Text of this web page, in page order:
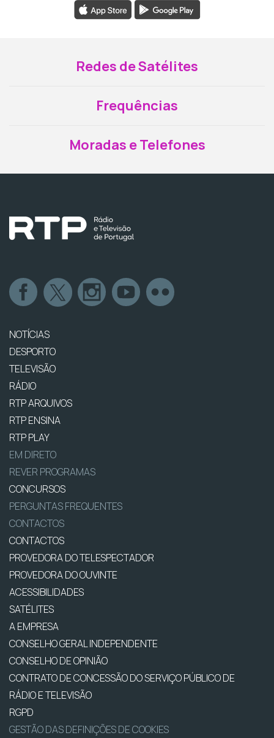
Redes de Satélites
Frequências
Moradas e Telefones
NOTÍCIAS
DESPORTO
TELEVISÃO
RÁDIO
RTP ARQUIVOS
RTP ENSINA
RTP PLAY
EM DIRETO
REVER PROGRAMAS
CONCURSOS
PERGUNTAS FREQUENTES
CONTACTOS
CONTACTOS
PROVEDORA DO TELESPECTADOR
PROVEDORA DO OUVINTE
ACESSIBILIDADES
SATÉLITES
A EMPRESA
CONSELHO GERAL INDEPENDENTE
CONSELHO DE OPINIÃO
CONTRATO DE CONCESSÃO DO SERVIÇO PÚBLICO DE
RÁDIO E TELEVISÃO
RGPD
GESTÃO DAS DEFINIÇÕES DE COOKIES